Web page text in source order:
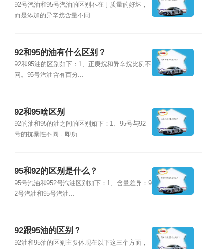
92号汽油和95号汽油的区别不在于质量的好坏，
而是添加的异辛烷含量不同...
92和95的油有什么区别？
92和95油的区别如下：1、正庚烷和异辛烷比例不
同。95号汽油含有百分...
92和95啥区别
92的油和95的油之间的区别如下：1、95号与92
号的抗暴性不同，即所...
95和92的区别是什么？
95号汽油和952号汽油区别如下：1、含量差异：9
2号汽油和95号汽油...
92跟95油的区别？
92油和95油的区别主要体现在以下这三个方面，